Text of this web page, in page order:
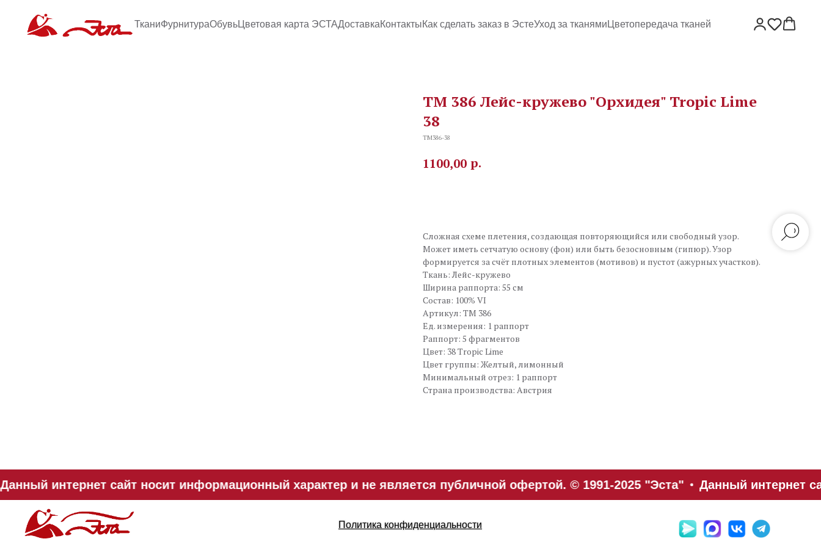
ТканиФурнитураОбувьЦветовая карта ЭСТАДоставкаКонтактыКак сделать заказ в ЭстеУход за тканями Цветопередача тканей
TM 386 Лейс-кружево "Орхидея" Tropic Lime
38
TM386-38
1100,00 р.
Сложная схеме плетения, создающая повторяющийся или свободный узор.
Может иметь сетчатую основу (фон) или быть безосновным (гипюр). Узор
формируется за счёт плотных элементов (мотивов) и пустот (ажурных участков).
Ткань: Лейс-кружево
Ширина раппорта: 55 см
Состав: 100% VI
Артикул: TM 386
Ед. измерения: 1 раппорт
Раппорт: 5 фрагментов
Цвет: 38 Tropic Lime
Цвет группы: Желтый, лимонный
Минимальный отрез: 1 раппорт
Страна производства: Австрия
интернет сайт носит информационный характер и не является публичной офертой. © 1991-2025 "Эста" Данный интернет
Политика конфиденциальности